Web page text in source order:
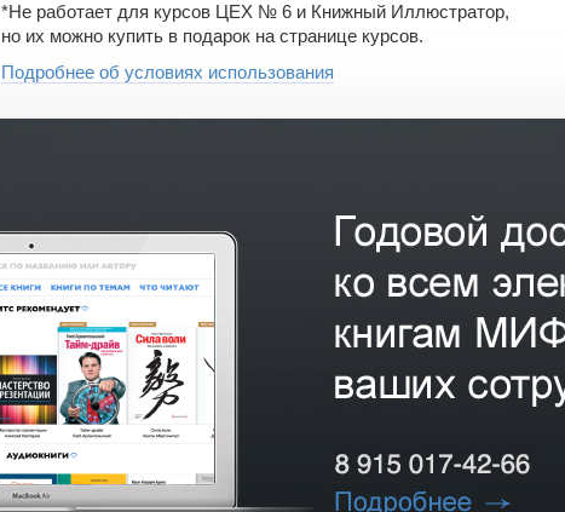
*Не работает для курсов ЦЕХ № 6 и Книжный Иллюстратор,
но их можно купить в подарок на странице курсов.
Подробнее об условиях использования